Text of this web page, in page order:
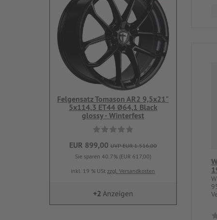
Felgensatz Tomason AR2 9,5x21"
5x114,3 ET44 Ø64,1 Black
glossy - Winterfest
EUR 899,00 UVP EUR 1.516,00
Sie sparen 40.7% (EUR 617,00)
inkl. 19 % UStzzgl. Versandkosten
+2 Anzeigen